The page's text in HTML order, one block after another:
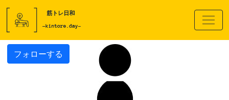
フォローする